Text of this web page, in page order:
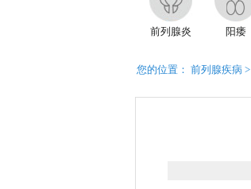
前列腺炎 阳痿
您的位置： 前列腺疾病 >